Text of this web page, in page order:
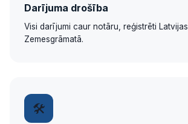
Darījuma drošība
Visi darījumi caur notāru, reģistrēti Latvijas
Zemesgrāmatā.
🛠